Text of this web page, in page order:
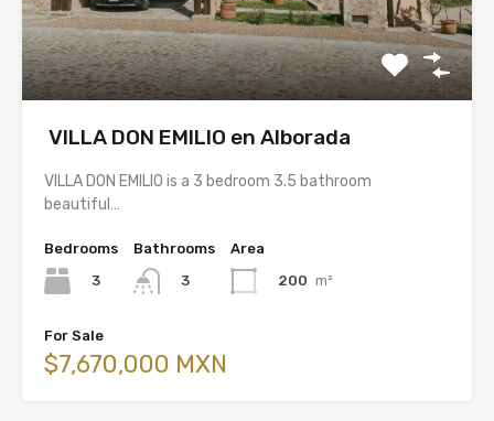
VILLA DON EMILIO en Alborada
VILLA DON EMILIO is a 3 bedroom 3.5 bathroom
beautiful…
Bedrooms
3
Bathrooms
3
Area
200 m²
For Sale
$7,670,000 MXN